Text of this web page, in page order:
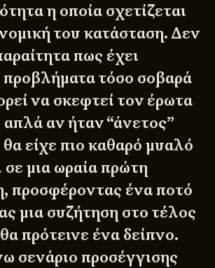
η οποία σχετίζεται
του κατάσταση. Δεν
πως έχει
προβλήματα τόσο σοβαρά
να σκεφτεί τον έρωτα
απλά αν ήταν “άνετος”
θα είχε πιο καθαρό μυαλό
σε μια ωραία πρώτη
προσφέροντας ένα ποτό
μια συζήτηση στο τέλος
πρότεινε ένα δείπνο.
σενάριο προσέγγισης